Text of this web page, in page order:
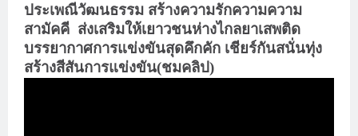
ประเพณีวัฒนธรรม สร้างความรักความความ
สามัคคี ส่งเสริมให้เยาวชนห่างไกลยาเสพติด
บรรยากาศการแข่งขันสุดคึกคัก เชียร์กันสนั่นทุ่ง
สร้างสีสันการแข่งขัน(ชมคลิป)